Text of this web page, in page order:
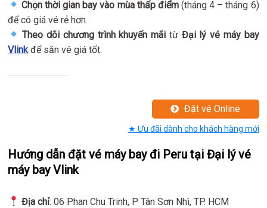
Chọn thời gian bay vào mùa thấp điểm(tháng 4 – tháng 6)
để có giá vé rẻ hơn.
Theo dõi chương trình khuyến mãi từ Đại lý vé máy bay
Vlinkđể săn vé giá tốt.
Đặt vé Online
★ Ưu đãi dành cho khách hàng mới
Hướng dẫn đặt vé máy bay đi Peru tại Đại lý vé
máy bay Vlink
Địa chỉ: 06 Phan Chu Trinh, P Tân Sơn Nhì, TP. HCM